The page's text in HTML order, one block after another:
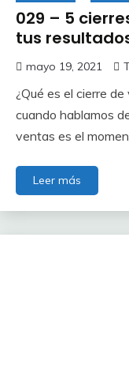
029 – 5
tus
mayo 19, 2021
¿Qué es el cierre
cuando hablamos
ventas es el
Leer más